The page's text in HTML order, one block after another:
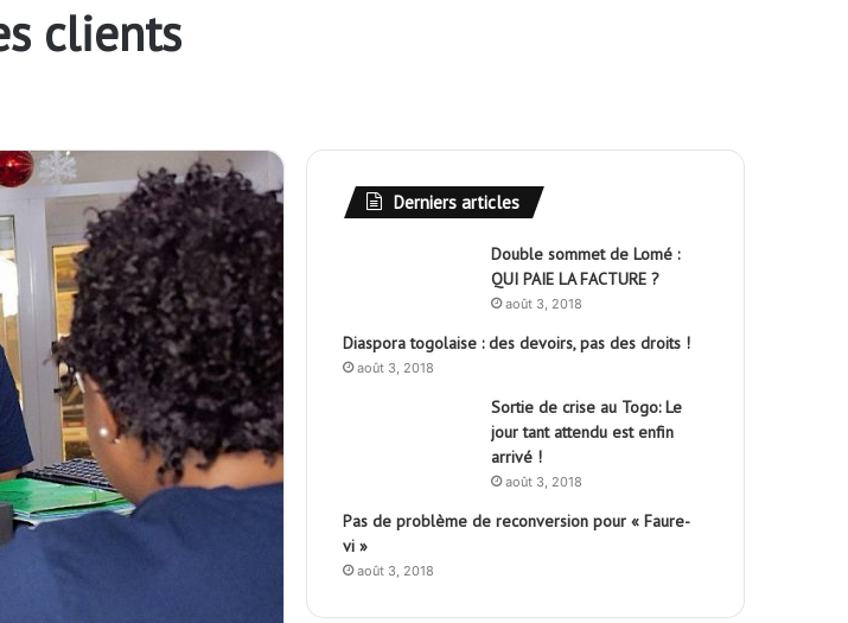
clients
Derniers articles
Double sommet de Lomé :
QUI PAIE LA FACTURE ?
août 3, 2018
Diaspora togolaise : des devoirs, pas des droits !
août 3, 2018
Sortie de crise au Togo: Le
jour tant attendu est enfin
arrivé !
août 3, 2018
Pas de problème de reconversion pour « Faure-
vi »
août 3, 2018